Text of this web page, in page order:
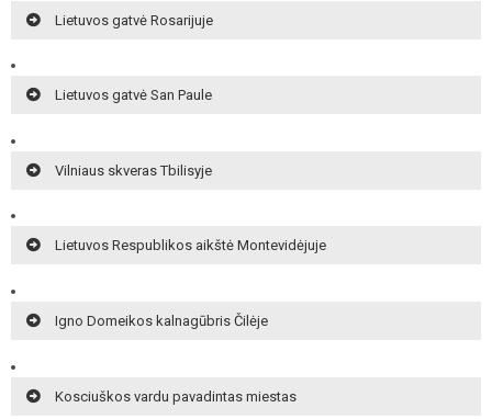
Lietuvos gatvė Rosarijuje
Lietuvos gatvė San Paule
Vilniaus skveras Tbilisyje
Lietuvos Respublikos aikštė Montevidėjuje
Igno Domeikos kalnagūbris Čilėje
Kosciuškos vardu pavadintas miestas